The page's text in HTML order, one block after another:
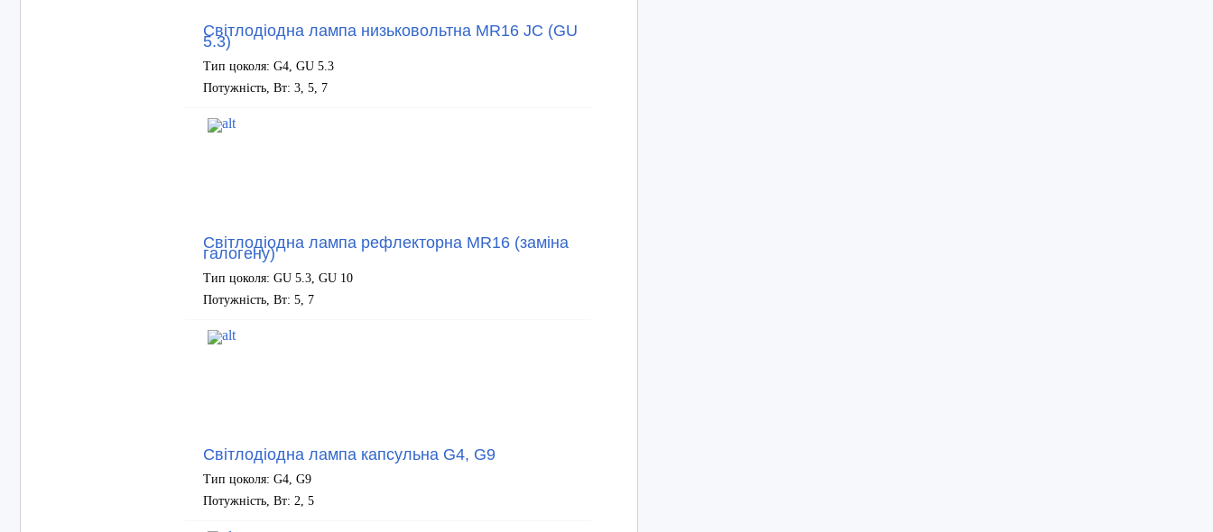
Світлодіодна лампа низьковольтна MR16 JC (GU
5.3)
Тип цоколя: G4, GU 5.3
Потужність, Вт: 3, 5, 7
Світлодіодна лампа рефлекторна MR16 (заміна
галогену)
Тип цоколя: GU 5.3, GU 10
Потужність, Вт: 5, 7
Світлодіодна лампа капсульна G4, G9
Тип цоколя: G4, G9
Потужність, Вт: 2, 5